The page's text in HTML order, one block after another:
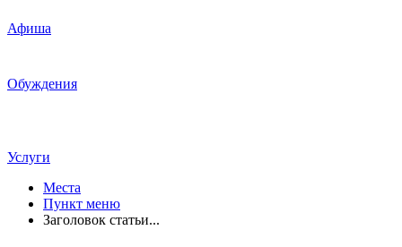
Афиша
Обуждения
Услуги
Места
Пункт меню
Заголовок статьи...